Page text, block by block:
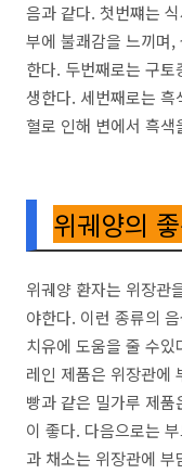
음과 같다. 첫번쨰는
부에 불쾌감을 느끼며,
한다. 두번째로는 구
생한다. 세번째로는
혈로 인해 변에서 흑색
위궤양의
위궤양 환자는 위장관
야한다. 이런 종류의
치유에 도움을 줄 수
레인 제품은 위장관에
빵과 같은 밀가루 제
이 좋다. 다음으로는
과 채소는 위장관에